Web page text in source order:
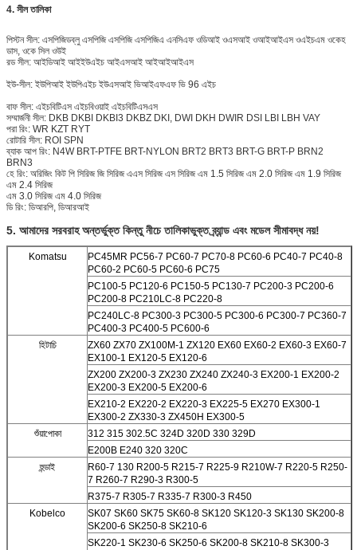
4. সীল তালিকা
পিস্টন সীল: এসপিজিডব্লু এসপিজি এসপিজি এসপিজিএ এনসিএফ ওডিআই ওএসআই ওআইআইএস ওএইচএম ওকেহ
ডাস, ওকে সিল ওউই
রড সীল: আইডিআই আইইউএইচ আইএসআই আইআইআইএস
ইউ-সীল: ইউপিআই ইউপিএইচ ইউএসআই ভিআইএফএফ ভি 96 এইচ
বাফ সীল: এইচবিটিএস এইচবিওয়াই এইচবিটিএসএস
সম্মার্জনী সীল: DKB DKBI DKBI3 DKBZ DKI, DWI DKH DWIR DSI LBI LBH VAY
পরা রিং: WR KZT RYT
রোটারি সীল: ROI SPN
ব্যাক আপ রিং: N4W BRT-PTFE BRT-NYLON BRT2 BRT3 BRT-G BRT-P BRN2
BRN3
হে রিং: অরিজিং কিট পি সিরিজ জি সিরিজ এএস সিরিজ এস সিরিজ এম 1.5 সিরিজ এম 2.0 সিরিজ এম 1.9 সিরিজ
এম 2.4 সিরিজ
এম 3.0 সিরিজ এম 4.0 সিরিজ
ডি রিং: ডিআরপি, ডিআরআই
5. আমাদের সরবরাহ অন্তর্ভুক্ত কিন্তু নীচে তালিকাভুক্ত ব্র্যান্ড এবং মডেল সীমাবদ্ধ নয়!
Komatsu
PC45MR PC56-7 PC60-7 PC70-8 PC60-6 PC40-7 PC40-8
PC60-2 PC60-5 PC60-6 PC75
PC100-5 PC120-6 PC150-5 PC130-7 PC200-3 PC200-6
PC200-8 PC210LC-8 PC220-8
PC240LC-8 PC300-3 PC300-5 PC300-6 PC300-7 PC360-7
PC400-3 PC400-5 PC600-6
হিটাচি
ZX60 ZX70 ZX100M-1 ZX120 EX60 EX60-2 EX60-3 EX60-7
EX100-1 EX120-5 EX120-6
ZX200 ZX200-3 ZX230 ZX240 ZX240-3 EX200-1 EX200-2
EX200-3 EX200-5 EX200-6
EX210-2 EX220-2 EX220-3 EX225-5 EX270 EX300-1
EX300-2 ZX330-3 ZX450H EX300-5
শুঁয়াপোকা
312 315 302.5C 324D 320D 330 329D
E200B E240 320 320C
হুন্ডাই
R60-7 130 R200-5 R215-7 R225-9 R210W-7 R220-5 R250-
7 R260-7 R290-3 R300-5
R375-7 R305-7 R335-7 R300-3 R450
Kobelco
SK07 SK60 SK75 SK60-8 SK120 SK120-3 SK130 SK200-8
SK200-6 SK250-8 SK210-6
SK220-1 SK230-6 SK250-6 SK200-8 SK210-8 SK300-3